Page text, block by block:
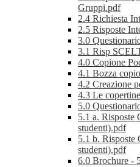
Gruppi.pdf
2.4 Richiesta
2.5 Risposte
3.0
3.1 Risp
4.0 Copione
4.1 Bozza
4.2 Creazione
4.3 Le
5.0
5.1 a. Risposte
studenti).pdf
5.1 b. Risposte
studenti).pdf
6.0 Brochure -